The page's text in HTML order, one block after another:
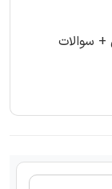
سوالات